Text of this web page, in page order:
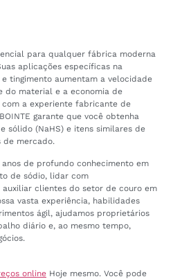
para qualquer fábrica moderna
aplicações específicas na
tingimento aumentam a velocidade
do material e a economia de
a experiente fabricante de
garante que você obtenha
sólido (NaHS) e itens similares de
de mercado.
de profundo conhecimento em
de sódio, lidar com
auxiliar clientes do setor de couro em
vasta experiência, habilidades
ágil, ajudamos proprietários
diário e, ao mesmo tempo,
online Hoje mesmo. Você pode